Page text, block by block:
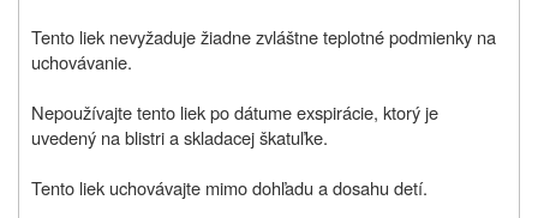
Tento liek nevyžaduje žiadne zvláštne teplotné podmienky na
uchovávanie.
Nepoužívajte tento liek po dátume exspirácie, ktorý je
uvedený na blistri a skladacej škatuľke.
Tento liek uchovávajte mimo dohľadu a dosahu detí.